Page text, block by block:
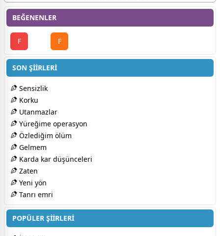
BEĞENENLER
F F
SON ŞİİRLERİ
Sensizlik
Korku
Utanmazlar
Yüreğime operasyon
Özlediğim ölüm
Gelmem
Karda kar düşünceleri
Zaten
Yeni yön
Tanrı emri
POPÜLER ŞİİRLERİ